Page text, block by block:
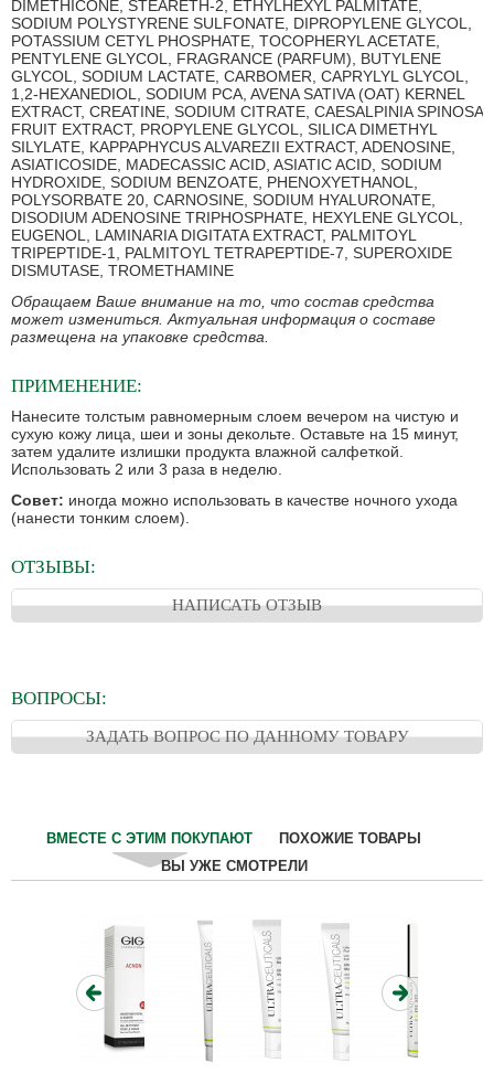
DIMETHICONE, STEARETH-2, ETHYLHEXYL PALMITATE,
SODIUM POLYSTYRENE SULFONATE, DIPROPYLENE GLYCOL,
POTASSIUM CETYL PHOSPHATE, TOCOPHERYL ACETATE,
PENTYLENE GLYCOL, FRAGRANCE (PARFUM), BUTYLENE
GLYCOL, SODIUM LACTATE, CARBOMER, CAPRYLYL GLYCOL,
1,2-HEXANEDIOL, SODIUM PCA, AVENA SATIVA (OAT) KERNEL
EXTRACT, CREATINE, SODIUM CITRATE, CAESALPINIA SPINOSA
FRUIT EXTRACT, PROPYLENE GLYCOL, SILICA DIMETHYL
SILYLATE, KAPPAPHYCUS ALVAREZII EXTRACT, ADENOSINE,
ASIATICOSIDE, MADECASSIC ACID, ASIATIC ACID, SODIUM
HYDROXIDE, SODIUM BENZOATE, PHENOXYETHANOL,
POLYSORBATE 20, CARNOSINE, SODIUM HYALURONATE,
DISODIUM ADENOSINE TRIPHOSPHATE, HEXYLENE GLYCOL,
EUGENOL, LAMINARIA DIGITATA EXTRACT, PALMITOYL
TRIPEPTIDE-1, PALMITOYL TETRAPEPTIDE-7, SUPEROXIDE
DISMUTASE, TROMETHAMINE
Обращаем Ваше внимание на то, что состав средства
может измениться. Актуальная информация о составе
размещена на упаковке средства.
ПРИМЕНЕНИЕ:
Нанесите толстым равномерным слоем вечером на чистую и
сухую кожу лица, шеи и зоны декольте. Оставьте на 15 минут,
затем удалите излишки продукта влажной салфеткой.
Использовать 2 или 3 раза в неделю.
Совет: иногда можно использовать в качестве ночного ухода
(нанести тонким слоем).
ОТЗЫВЫ:
НАПИСАТЬ ОТЗЫВ
ВОПРОСЫ:
ЗАДАТЬ ВОПРОС ПО ДАННОМУ ТОВАРУ
ВМЕСТЕ С ЭТИМ ПОКУПАЮТ
ПОХОЖИЕ ТОВАРЫ
ВЫ УЖЕ СМОТРЕЛИ